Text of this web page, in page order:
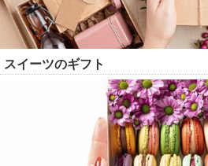
スイーツのギフト